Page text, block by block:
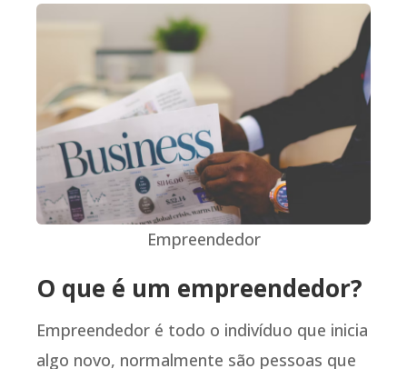
Empreendedor
O que é um empreendedor?
Empreendedor é todo o indivíduo que inicia
algo novo, normalmente são pessoas que